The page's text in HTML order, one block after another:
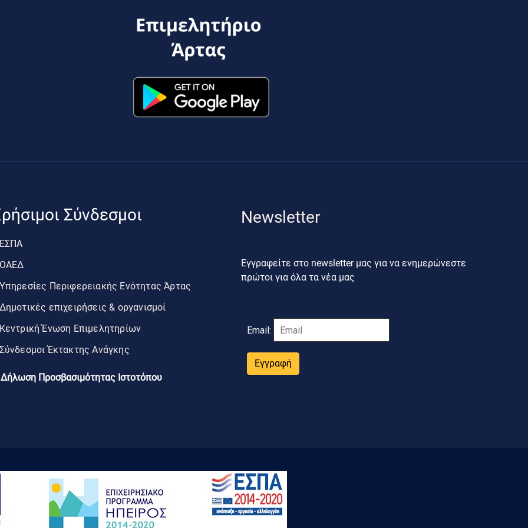
Σύνδεσμοι
Περιφερειακής Ενότητας Άρτας
επιχειρήσεις & οργανισμοί
Ένωση Επιμελητηρίων
Έκτακτης Ανάγκης
Δήλωση Προσβασιμότητας Ιστοτόπου
Newsletter
Εγγραφείτε στο newsletter μας για να ενημερώνεστε
πρώτοι για όλα τα νέα μας
Email:
Εγγραφή